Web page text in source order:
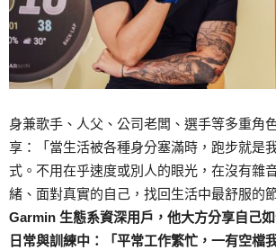
身兼歌手、人父、公司老闆、選手等多重角
享：「當生活被各種身分塞滿時，跑步就是
式。不用在乎速度或別人的眼光，在沒有雜
緒、面對真實的自己，找回生活中最舒服的節
Garmin 生態系資深用戶，他大方分享自己
日常與訓練中：「平常工作繁忙，一有空檔